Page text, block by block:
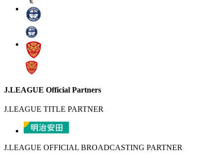
J.LEAGUE Official Partners
J.LEAGUE TITLE PARTNER
J.LEAGUE OFFICIAL BROADCASTING PARTNER